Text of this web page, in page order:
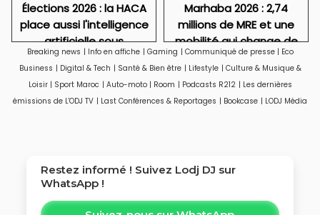
Élections 2026 : la HACA
place aussi l'intelligence
artificielle sous
surveillance
Marhaba 2026 : 2,74
millions de MRE et une
mobilité qui change de
visage
Breaking news | Info en affiche | Gaming | Communiqué de presse | Eco
Business | Digital & Tech | Santé & Bien être | Lifestyle | Culture & Musique &
Loisir | Sport Maroc | Auto-moto | Room | Podcasts R212 | Les dernières
émissions de L'ODJ TV | Last Conférences & Reportages | Bookcase | LODJ Média
Restez informé ! Suivez Lodj DJ sur
WhatsApp !